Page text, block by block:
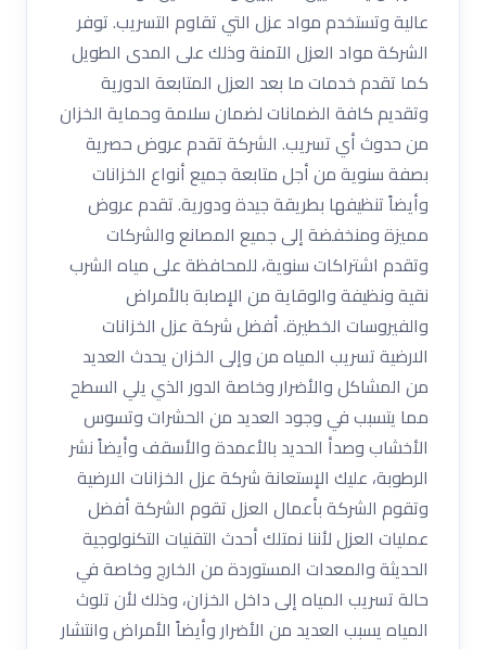
عالية وتستخدم مواد عزل التي تقاوم التسريب. توفر
الشركة مواد العزل الآمنة وذلك على المدى الطويل
كما تقدم خدمات ما بعد العزل المتابعة الدورية
وتقديم كافة الضمانات لضمان سلامة وحماية الخزان
من حدوث أي تسريب. الشركة تقدم عروض حصرية
بصفة سنوية من أجل متابعة جميع أنواع الخزانات
وأيضاً تنظيفها بطريقة جيدة ودورية. تقدم عروض
مميزة ومنخفضة إلى جميع المصانع والشركات
وتقدم اشتراكات سنوية، للمحافظة على مياه الشرب
نقية ونظيفة والوقاية من الإصابة بالأمراض
والفيروسات الخطيرة. أفضل شركة عزل الخزانات
الارضية تسريب المياه من وإلى الخزان يحدث العديد
من المشاكل والأضرار وخاصة الدور الذي يلي السطح
مما يتسبب في وجود العديد من الحشرات وتسوس
الأخشاب وصدأ الحديد بالأعمدة والأسقف وأيضاً نشر
الرطوبة، عليك الإستعانة شركة عزل الخزانات الارضية
وتقوم الشركة بأعمال العزل تقوم الشركة أفضل
عمليات العزل لأننا نمتلك أحدث التقنيات التكنولوجية
الحديثة والمعدات المستوردة من الخارج وخاصة في
حالة تسريب المياه إلى داخل الخزان، وذلك لأن تلوث
المياه يسبب العديد من الأضرار وأيضاً الأمراض وانتشار